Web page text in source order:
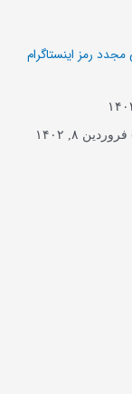
مجدد رمز اینستاگرام
فروردین ۸, ۱۴۰۲